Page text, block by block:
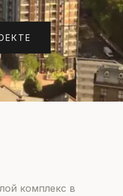
комплекс в